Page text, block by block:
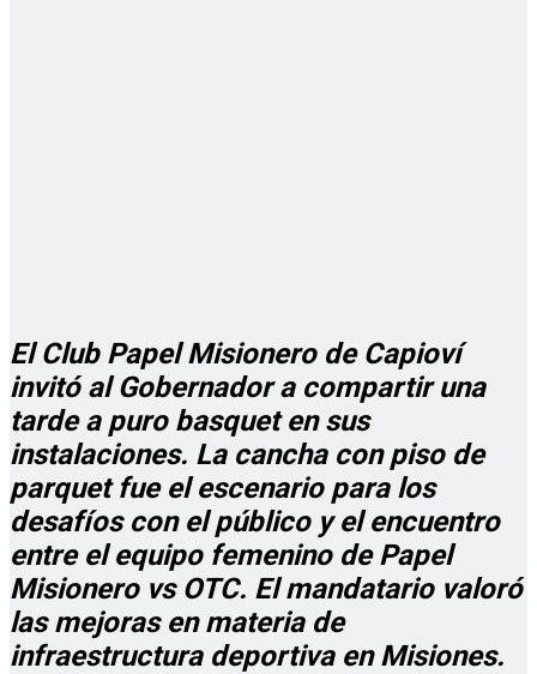
El Club Papel Misionero de Capioví
invitó al Gobernador a compartir una
tarde a puro basquet en sus
instalaciones. La cancha con piso de
parquet fue el escenario para los
desafíos con el público y el encuentro
entre el equipo femenino de Papel
Misionero vs OTC. El mandatario valoró
las mejoras en materia de
infraestructura deportiva en Misiones.